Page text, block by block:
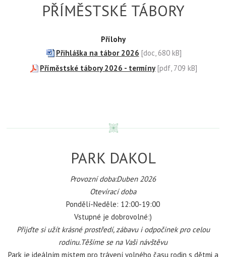
PŘÍMĚSTSKÉ TÁBORY
Přílohy
Přihláška na tábor 2026 [doc, 680 kB]
Příměstské tábory 2026 - termíny[pdf, 709 kB]
PARK DAKOL
Provozní doba:Duben 2026
Otevírací doba
Pondělí-Neděle: 12:00-19:00
Vstupné je dobrovolné:)
Přijďte si užít krásné prostředí, zábavu i odpočinek pro celou
rodinu.Těšíme se na Vaši návštěvu
Park je ideálním místem pro trávení volného času rodin s dětmi a